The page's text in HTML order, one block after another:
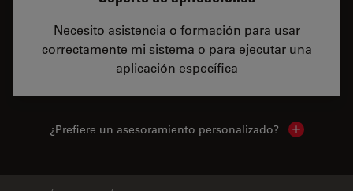
Necesito asistencia o formación para usar
correctamente mi sistema o para ejecutar una
aplicación específica
¿Prefiere un asesoramiento personalizado? Show local